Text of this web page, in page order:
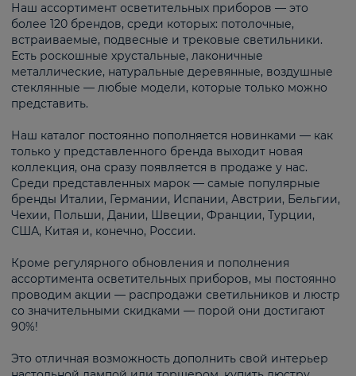
Наш ассортимент осветительных приборов — это
более 120 брендов, среди которых: потолочные,
встраиваемые, подвесные и трековые светильники.
Есть роскошные хрустальные, лаконичные
металлические, натуральные деревянные, воздушные
стеклянные — любые модели, которые только можно
представить.
Наш каталог постоянно пополняется новинками — как
только у представленного бренда выходит новая
коллекция, она сразу появляется в продаже у нас.
Среди представленных марок — самые популярные
бренды Италии, Германии, Испании, Австрии, Бельгии,
Чехии, Польши, Дании, Швеции, Франции, Турции,
США, Китая и, конечно, России.
Кроме регулярного обновления и пополнения
ассортимента осветительных приборов, мы постоянно
проводим акции — распродажи светильников и люстр
со значительными скидками — порой они достигают
90%!
Это отличная возможность дополнить свой интерьер